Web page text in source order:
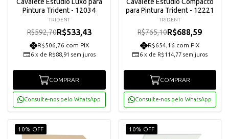
Pintura Trident - 12034
TRIDENT
R$592,70R$533,43
R$506,76 com PIX
6 x de R$88,91 sem juros
COMPRAR
Consulte-nos pelo WhatsApp
para Pintura Trident - 12221
TRIDENT
R$765,10R$688,59
R$654,16 com PIX
6 x de R$114,77 sem juros
COMPRAR
Consulte-nos pelo WhatsApp
10% OFF 10% OFF